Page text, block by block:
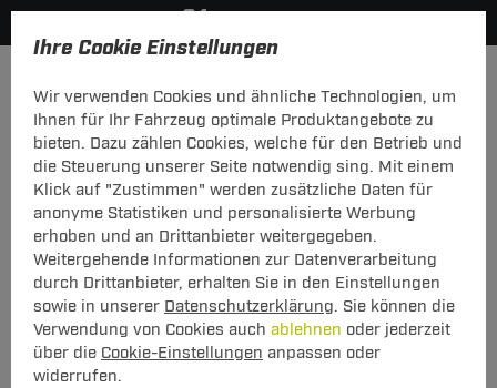
Ihre Cookie Einstellungen
Wir verwenden Cookies und ähnliche Technologien, um
Ihnen für Ihr Fahrzeug optimale Produktangebote zu
bieten. Dazu zählen Cookies, welche für den Betrieb und
die Steuerung unserer Seite notwendig sing. Mit einem
Klick auf "Zustimmen" werden zusätzliche Daten für
anonyme Statistiken und personalisierte Werbung
erhoben und an Drittanbieter weitergegeben.
Weitergehende Informationen zur Datenverarbeitung
durch Drittanbieter, erhalten Sie in den Einstellungen
sowie in unserer Datenschutzerklärung. Sie können die
Verwendung von Cookies auch ablehnen oder jederzeit
über die Cookie-Einstellungen anpassen oder
widerrufen.
vorheriger Artikel nächster Artikel
ET ES Steckdose TowTec 7pol + Dichtu
ET ES Steckdose TowTec 7pol + Dichtu
Art.-Nr.
T24ZT165-1
Unser Preis